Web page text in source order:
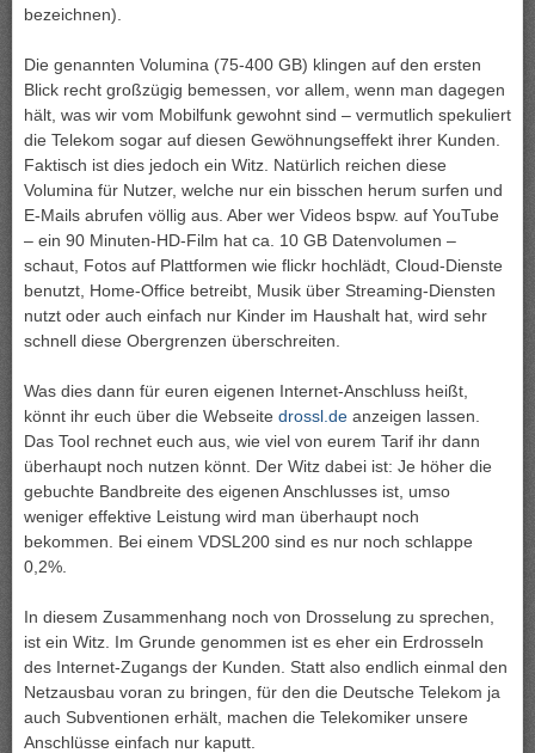
bezeichnen).
Die genannten Volumina (75-400 GB) klingen auf den ersten
Blick recht großzügig bemessen, vor allem, wenn man dagegen
hält, was wir vom Mobilfunk gewohnt sind – vermutlich spekuliert
die Telekom sogar auf diesen Gewöhnungseffekt ihrer Kunden.
Faktisch ist dies jedoch ein Witz. Natürlich reichen diese
Volumina für Nutzer, welche nur ein bisschen herum surfen und
E-Mails abrufen völlig aus. Aber wer Videos bspw. auf YouTube
– ein 90 Minuten-HD-Film hat ca. 10 GB Datenvolumen –
schaut, Fotos auf Plattformen wie flickr hochlädt, Cloud-Dienste
benutzt, Home-Office betreibt, Musik über Streaming-Diensten
nutzt oder auch einfach nur Kinder im Haushalt hat, wird sehr
schnell diese Obergrenzen überschreiten.
Was dies dann für euren eigenen Internet-Anschluss heißt,
könnt ihr euch über die Webseite drossl.de anzeigen lassen.
Das Tool rechnet euch aus, wie viel von eurem Tarif ihr dann
überhaupt noch nutzen könnt. Der Witz dabei ist: Je höher die
gebuchte Bandbreite des eigenen Anschlusses ist, umso
weniger effektive Leistung wird man überhaupt noch
bekommen. Bei einem VDSL200 sind es nur noch schlappe
0,2%.
In diesem Zusammenhang noch von Drosselung zu sprechen,
ist ein Witz. Im Grunde genommen ist es eher ein Erdrosseln
des Internet-Zugangs der Kunden. Statt also endlich einmal den
Netzausbau voran zu bringen, für den die Deutsche Telekom ja
auch Subventionen erhält, machen die Telekomiker unsere
Anschlüsse einfach nur kaputt.